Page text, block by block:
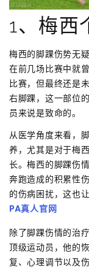
1、梅西
梅西的脚踝伤势无
在前几场比赛中就
比赛，但最终还是
右脚踝，这一部位
员来说是致命的。
从医学角度来看，
养，尤其是对于梅
长。梅西的脚踝伤
奔跑造成的积累性
的伤病困扰，这也
PA真人官网
除了脚踝伤情的治
顶级运动员，他的
复、心理调节以及